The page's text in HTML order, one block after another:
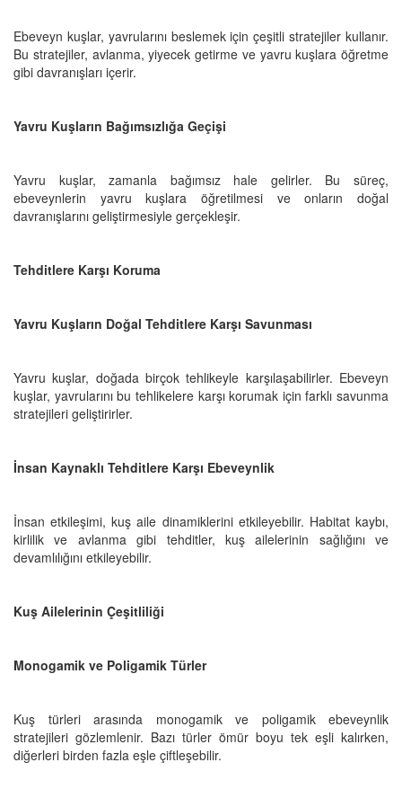
Ebeveyn kuşlar, yavrularını beslemek için çeşitli stratejiler kullanır.
Bu stratejiler, avlanma, yiyecek getirme ve yavru kuşlara öğretme
gibi davranışları içerir.
Yavru Kuşların Bağımsızlığa Geçişi
Yavru kuşlar, zamanla bağımsız hale gelirler. Bu süreç,
ebeveynlerin yavru kuşlara öğretilmesi ve onların doğal
davranışlarını geliştirmesiyle gerçekleşir.
Tehditlere Karşı Koruma
Yavru Kuşların Doğal Tehditlere Karşı Savunması
Yavru kuşlar, doğada birçok tehlikeyle karşılaşabilirler. Ebeveyn
kuşlar, yavrularını bu tehlikelere karşı korumak için farklı savunma
stratejileri geliştirirler.
İnsan Kaynaklı Tehditlere Karşı Ebeveynlik
İnsan etkileşimi, kuş aile dinamiklerini etkileyebilir. Habitat kaybı,
kirlilik ve avlanma gibi tehditler, kuş ailelerinin sağlığını ve
devamlılığını etkileyebilir.
Kuş Ailelerinin Çeşitliliği
Monogamik ve Poligamik Türler
Kuş türleri arasında monogamik ve poligamik ebeveynlik
stratejileri gözlemlenir. Bazı türler ömür boyu tek eşli kalırken,
diğerleri birden fazla eşle çiftleşebilir.